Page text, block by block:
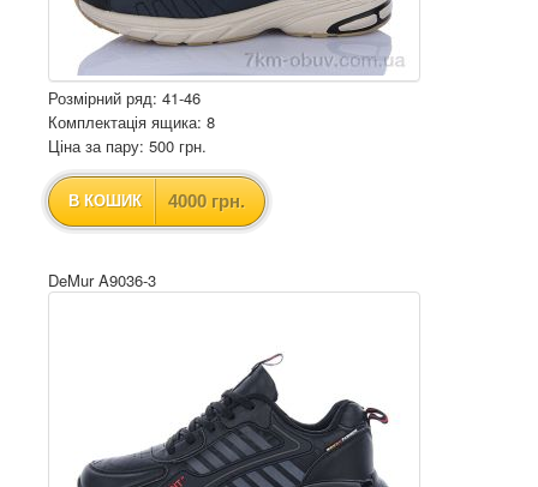
Розмірний ряд: 41-46
Комплектація ящика: 8
Ціна за пару: 500 грн.
В КОШИК 4000 грн.
DeMur A9036-3